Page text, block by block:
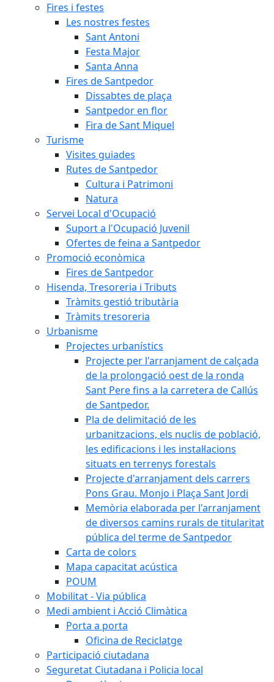
Fires i festes
Les nostres festes
Sant Antoni
Festa Major
Santa Anna
Fires de Santpedor
Dissabtes de plaça
Santpedor en flor
Fira de Sant Miquel
Turisme
Visites guiades
Rutes de Santpedor
Cultura i Patrimoni
Natura
Servei Local d'Ocupació
Suport a l'Ocupació Juvenil
Ofertes de feina a Santpedor
Promoció econòmica
Fires de Santpedor
Hisenda, Tresoreria i Tributs
Tràmits gestió tributària
Tràmits tresoreria
Urbanisme
Projectes urbanístics
Projecte per l'arranjament de calçada
de la prolongació oest de la ronda
Sant Pere fins a la carretera de Callús
de Santpedor.
Pla de delimitació de les
urbanitzacions, els nuclis de població,
les edificacions i les instal·lacions
situats en terrenys forestals
Projecte d'arranjament dels carrers
Pons Grau. Monjo i Plaça Sant Jordi
Memòria elaborada per l'arranjament
de diversos camins rurals de titularitat
pública del terme de Santpedor
Carta de colors
Mapa capacitat acústica
POUM
Mobilitat - Via pública
Medi ambient i Acció Climàtica
Porta a porta
Oficina de Reciclatge
Participació ciutadana
Seguretat Ciutadana i Policia local